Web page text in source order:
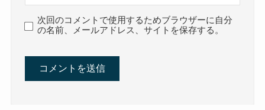
次回のコメントで使用するためブラウザーに自分
の名前、メールアドレス、サイトを保存する。